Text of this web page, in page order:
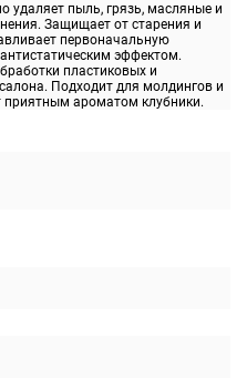
удаляет пыль, грязь, масляные и
Защищает от старения и
первоначальную
антистатическим эффектом.
пластиковых и
Подходит для молдингов и
приятным ароматом клубники.